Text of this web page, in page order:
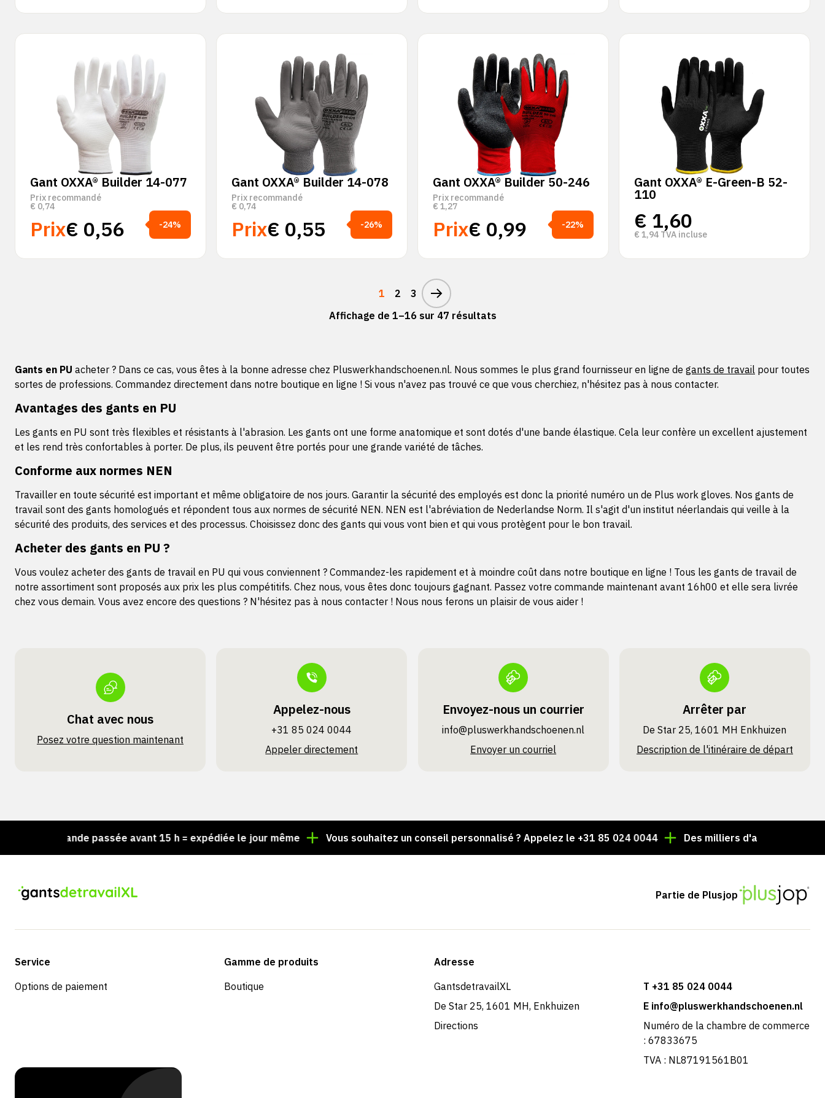
Gant OXXA® Builder 14-077
Prix recommandé
€ 0,74
Prix€ 0,56 -24%
Gant OXXA® Builder 14-078
Prix recommandé
€ 0,74
Prix€ 0,55 -26%
Gant OXXA® Builder 50-246
Prix recommandé
€ 1,27
Prix€ 0,99 -22%
Gant OXXA® E-Green-B 52-
110
€ 1,60
€ 1,94 TVA incluse
1 2
3
Affichage de 1–16 sur 47 résultats
Gants en PU acheter ? Dans ce cas, vous êtes à la bonne adresse chez Pluswerkhandschoenen.nl. Nous sommes le plus grand fournisseur en ligne de gants de travail pour toutes
sortes de professions. Commandez directement dans notre boutique en ligne ! Si vous n'avez pas trouvé ce que vous cherchiez, n'hésitez pas à nous contacter.
Avantages des gants en PU
Les gants en PU sont très flexibles et résistants à l'abrasion. Les gants ont une forme anatomique et sont dotés d'une bande élastique. Cela leur confère un excellent ajustement
et les rend très confortables à porter. De plus, ils peuvent être portés pour une grande variété de tâches.
Conforme aux normes NEN
Travailler en toute sécurité est important et même obligatoire de nos jours. Garantir la sécurité des employés est donc la priorité numéro un de Plus work gloves. Nos gants de
travail sont des gants homologués et répondent tous aux normes de sécurité NEN. NEN est l'abréviation de Nederlandse Norm. Il s'agit d'un institut néerlandais qui veille à la
sécurité des produits, des services et des processus. Choisissez donc des gants qui vous vont bien et qui vous protègent pour le bon travail.
Acheter des gants en PU ?
Vous voulez acheter des gants de travail en PU qui vous conviennent ? Commandez-les rapidement et à moindre coût dans notre boutique en ligne ! Tous les gants de travail de
notre assortiment sont proposés aux prix les plus compétitifs. Chez nous, vous êtes donc toujours gagnant. Passez votre commande maintenant avant 16h00 et elle sera livrée
chez vous demain. Vous avez encore des questions ? N'hésitez pas à nous contacter ! Nous nous ferons un plaisir de vous aider !
Chat avec nous
Posez votre question maintenant
Appelez-nous
+31 85 024 0044
Appeler directement
Envoyez-nous un courrier
info@pluswerk­handschoenen.nl
Envoyer un courriel
Arrêter par
De Star 25, 1601 MH Enkhuizen
Description de l'itinéraire de départ
passée avant 15 h = expédiée le jour même Vous souhaitez un conseil personnalisé ? Appelez le +31 85 024 0044 Des milliers d'articles toujours en stock
Partie de Plusjop
Service
Options de paiement
Gamme de produits
Boutique
Adresse
GantsdetravailXL
De Star 25, 1601 MH, Enkhuizen
Directions
T +31 85 024 0044
E info@pluswerkhandschoenen.nl
Numéro de la chambre de commerce
: 67833675
TVA : NL87191561B01